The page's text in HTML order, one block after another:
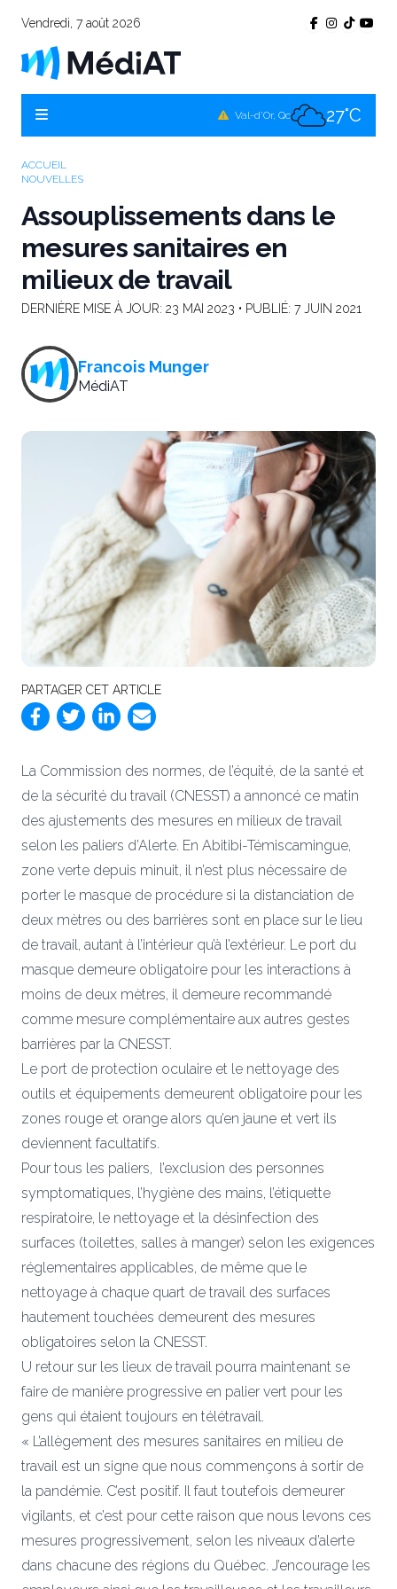
Vendredi, 7 août 2026
Val-d'Or, Qc 27°C
ACCUEIL
NOUVELLES
Assouplissements dans le
mesures sanitaires en
milieux de travail
DERNIÈRE MISE À JOUR: 23 MAI 2023 • PUBLIÉ: 7 JUIN 2021
Francois Munger
MédiAT
PARTAGER CET ARTICLE
La Commission des normes, de l’équité, de la santé et
de la sécurité du travail (CNESST) a annoncé ce matin
des ajustements des mesures en milieux de travail
selon les paliers d’Alerte. En Abitibi-Témiscamingue,
zone verte depuis minuit, il n’est plus nécessaire de
porter le masque de procédure si la distanciation de
deux mètres ou des barrières sont en place sur le lieu
de travail, autant à l’intérieur qu’à l’extérieur. Le port du
masque demeure obligatoire pour les interactions à
moins de deux mètres, il demeure recommandé
comme mesure complémentaire aux autres gestes
barrières par la CNESST.
Le port de protection oculaire et le nettoyage des
outils et équipements demeurent obligatoire pour les
zones rouge et orange alors qu’en jaune et vert ils
deviennent facultatifs.
Pour tous les paliers, l’exclusion des personnes
symptomatiques, l’hygiène des mains, l’étiquette
respiratoire, le nettoyage et la désinfection des
surfaces (toilettes, salles à manger) selon les exigences
réglementaires applicables, de même que le
nettoyage à chaque quart de travail des surfaces
hautement touchées demeurent des mesures
obligatoires selon la CNESST.
U retour sur les lieux de travail pourra maintenant se
faire de manière progressive en palier vert pour les
gens qui étaient toujours en télétravail.
« L’allègement des mesures sanitaires en milieu de
travail est un signe que nous commençons à sortir de
la pandémie. C’est positif. Il faut toutefois demeurer
vigilants, et c’est pour cette raison que nous levons ces
mesures progressivement, selon les niveaux d’alerte
dans chacune des régions du Québec. J’encourage les